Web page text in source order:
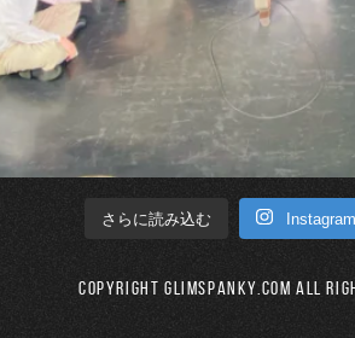
さらに読み込む
Copyright GLIMSPANKY.COM All